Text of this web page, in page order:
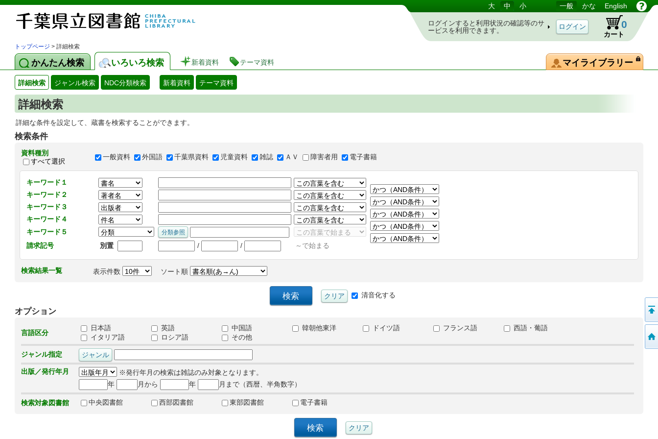
図書館 蔵書検索・予約システム 大 中 小 一般 かな English
ログインすると利用状況の確認等のサ
ービスを利用できます。
カート
0
トップページ > 詳細検索
かんたん検索 いろいろ検索 新着資料 テーマ資料 マイライブラリー
詳細検索 ジャンル検索 NDC分類検索 新着資料 テーマ資料
詳細検索
詳細な条件を設定して、蔵書を検索することができます。
検索条件
資料種別
すべて選択
一般資料 外国語 千葉県資料 児童資料 雑誌 ＡＶ 障害者用 電子書籍
キーワード１
キーワード２
キーワード３
キーワード４
キーワード５
請求記号
別置 / / ～で始まる
検索結果一覧 表示件数 ソート順
清音化する
オプション
言語区分
日本語 英語 中国語 韓朝他東洋 ドイツ語 フランス語
西語・葡語
イタリア語
ロシア語 その他
ジャンル指定
出版／発行年月
※発行年月の検索は雑誌のみ対象となります。
年
月から 年 月まで（西暦、半角数字）
検索対象図書館 中央図書館 西部図書館 東部図書館 電子書籍